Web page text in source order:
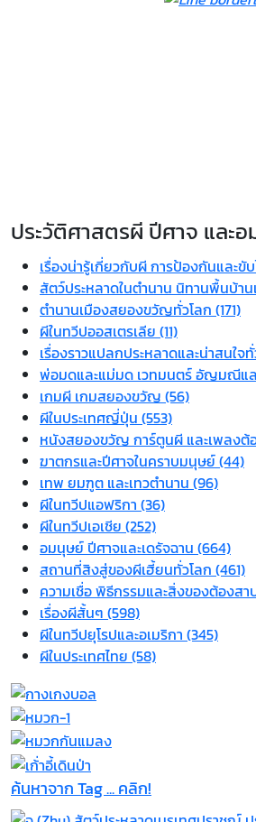
ประวัติศาสตรผี ปีศาจ และ
เรื่องน่ารู้เกี่ยวกับผี การป้องกันและขั
สัตว์ประหลาดในตำนาน นิทานพื้นบ้า
ตำนานเมืองสยองขวัญทั่วโลก (171)
ผีในทวีปออสเตรเลีย (11)
เรื่องราวแปลกประหลาดและน่าสนใจ
พ่อมดและแม่มด เวทมนตร์ อัญมณีแล
เกมผี เกมสยองขวัญ (56)
ผีในประเทศญี่ปุ่น (553)
หนังสยองขวัญ การ์ตูนผี และเพลงต้
ฆาตกรและปีศาจในคราบมนุษย์ (44)
เทพ ยมฑูต และเทวตำนาน (96)
ผีในทวีปแอฟริกา (36)
ผีในทวีปเอเชีย (252)
อมนุษย์ ปีศาจและเดรัจฉาน (664)
สถานที่สิงสู่ของผีเฮี้ยนทั่วโลก (461)
ความเชื่อ พิธีกรรมและสิ่งของต้องสา
เรื่องผีสั้นๆ (598)
ผีในทวีปยุโรปและอเมริกา (345)
ผีในประเทศไทย (58)
ค้นหาจาก Tag ... คลิก!